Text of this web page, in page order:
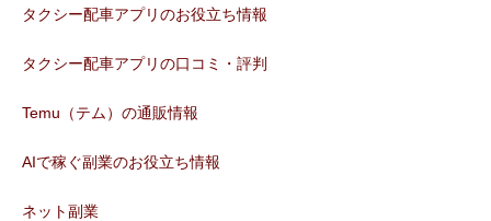
タクシー配車アプリのお役立ち情報
タクシー配車アプリの口コミ・評判
Temu（テム）の通販情報
AIで稼ぐ副業のお役立ち情報
ネット副業